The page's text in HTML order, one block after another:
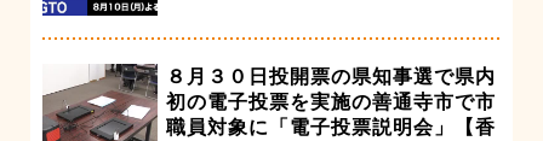
８月３０日投開票の県知事選で県内
初の電子投票を実施の善通寺市で市
職員対象に「電子投票説明会」【香